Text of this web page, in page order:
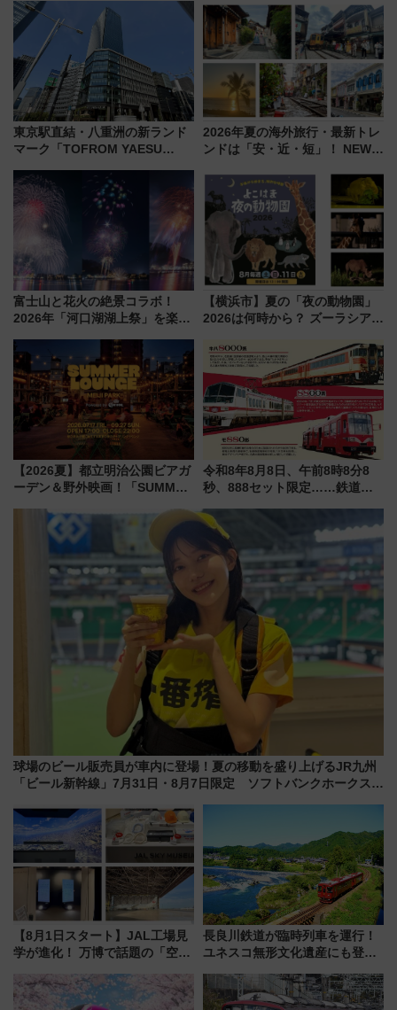
ブ」今秋登場 ―予測不能の恐
怖に泣き叫べ―
今年12月
東京駅直結・八重洲の新ランド
マーク「TOFROM YAESU
ないバスターミナル直結でスキ
マ時間が充実
2026年夏の海外旅行・最新トレ
ンドは「安・近・短」！ NEWT
渡航先TOP5とは？ 円安時代の
旅行術
富士山と花火の絶景コラボ！
2026年「河口湖湖上祭」を楽し
ススメ
【横浜市】夏の「夜の動物園」
2026は何時から？ ズーラシア・
見どころ、限定イベントを徹底
解説！
【2026夏】都立明治公園ビアガ
ーデン＆野外映画！「SUMMER
ケジュール 夜風とビール、映画
を満喫！
令和8年8月8日、午前8時8分8
秒、888セット限定……鉄道各
たち
球場のビール販売員が車内に登場！夏の移動を盛り上げるJR九州
「ビール新幹線」7月31日・8月7日限定 ソフトバンクホークスと
【8月1日スタート】JAL工場見
学が進化！ 万博で話題の「空飛
限定の歴代制服仮想試着体験も
レポート
長良川鉄道が臨時列車を運行！
ユネスコ無形文化遺産にも登録
に 乗車には予約が必要